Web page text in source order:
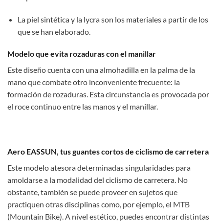
La piel sintética y la lycra son los materiales a partir de los
que se han elaborado.
Modelo que evita rozaduras con el manillar
Este diseño cuenta con una almohadilla en la palma de la
mano que combate otro inconveniente frecuente: la
formación de rozaduras. Esta circunstancia es provocada por
el roce continuo entre las manos y el manillar.
Aero EASSUN, tus guantes cortos de ciclismo de carretera
Este modelo atesora determinadas singularidades para
amoldarse a la modalidad del ciclismo de carretera. No
obstante, también se puede proveer en sujetos que
practiquen otras disciplinas como, por ejemplo, el MTB
(Mountain Bike). A nivel estético, puedes encontrar distintas